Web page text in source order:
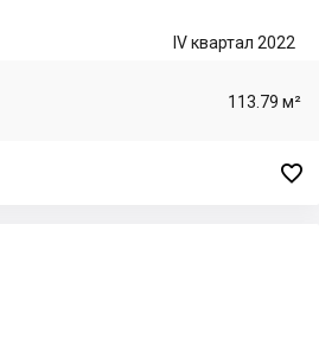
IV квартал 2022
113.79 м²
